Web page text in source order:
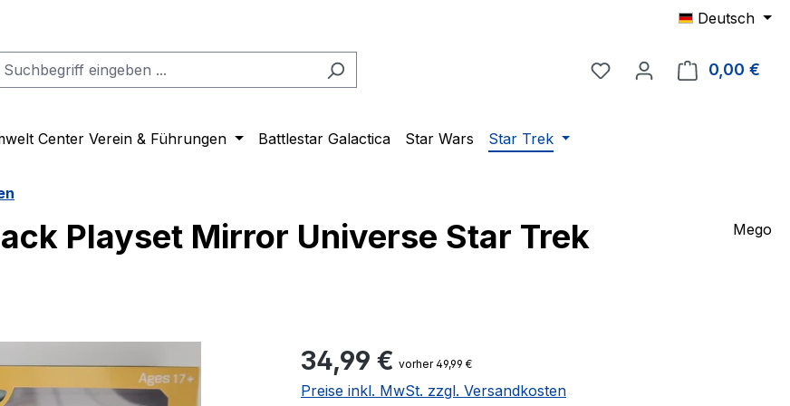
Deutsch
Du hast 0 Produkte auf
0,00 €
Center Verein & Führungen Battlestar Galactica Star Wars Star Trek
Playset Mirror Universe Star Trek
Mego
Regulärer Preis:
34,99 € vorher 49,99 €
Preise inkl. MwSt. zzgl. Versandkosten